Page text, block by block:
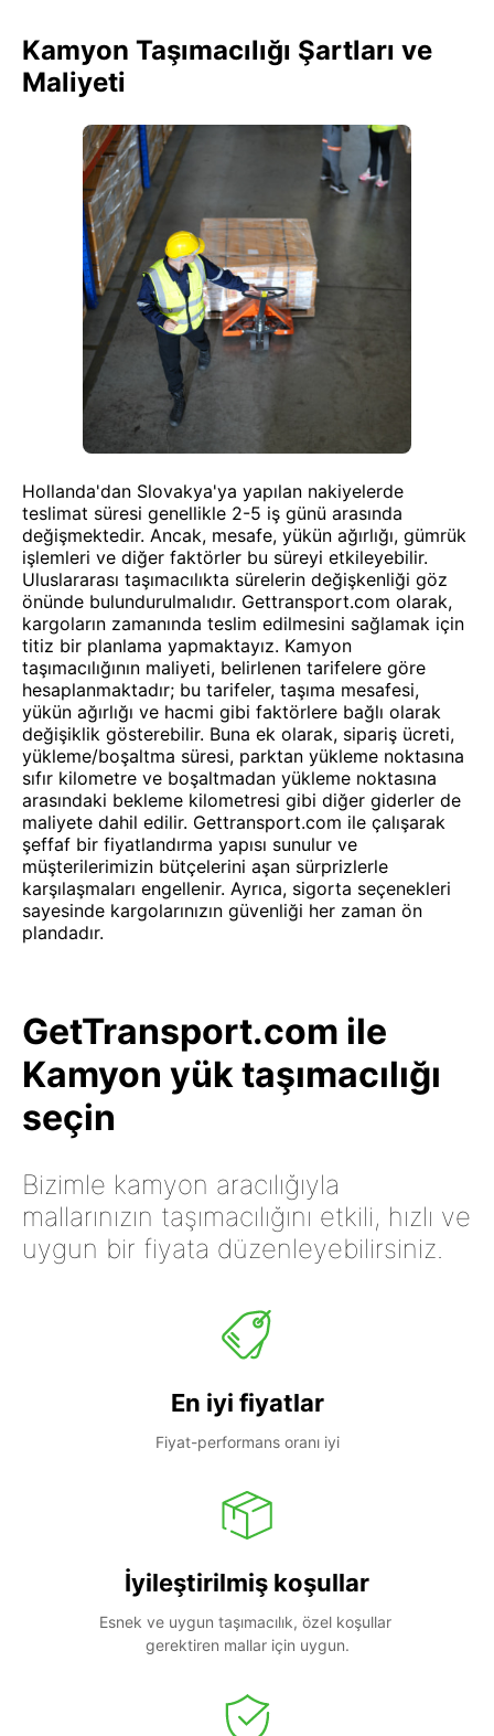
Kamyon Taşımacılığı Şartları ve
Maliyeti
Hollanda'dan Slovakya'ya yapılan nakiyelerde
teslimat süresi genellikle 2-5 iş günü arasında
değişmektedir. Ancak, mesafe, yükün ağırlığı, gümrük
işlemleri ve diğer faktörler bu süreyi etkileyebilir.
Uluslararası taşımacılıkta sürelerin değişkenliği göz
önünde bulundurulmalıdır. Gettransport.com olarak,
kargoların zamanında teslim edilmesini sağlamak için
titiz bir planlama yapmaktayız. Kamyon
taşımacılığının maliyeti, belirlenen tarifelere göre
hesaplanmaktadır; bu tarifeler, taşıma mesafesi,
yükün ağırlığı ve hacmi gibi faktörlere bağlı olarak
değişiklik gösterebilir. Buna ek olarak, sipariş ücreti,
yükleme/boşaltma süresi, parktan yükleme noktasına
sıfır kilometre ve boşaltmadan yükleme noktasına
arasındaki bekleme kilometresi gibi diğer giderler de
maliyete dahil edilir. Gettransport.com ile çalışarak
şeffaf bir fiyatlandırma yapısı sunulur ve
müşterilerimizin bütçelerini aşan sürprizlerle
karşılaşmaları engellenir. Ayrıca, sigorta seçenekleri
sayesinde kargolarınızın güvenliği her zaman ön
plandadır.
GetTransport.com ile
Kamyon yük taşımacılığı
seçin
Bizimle kamyon aracılığıyla
mallarınızın taşımacılığını etkili, hızlı ve
uygun bir fiyata düzenleyebilirsiniz.
En iyi fiyatlar
Fiyat-performans oranı iyi
İyileştirilmiş koşullar
Esnek ve uygun taşımacılık, özel koşullar
gerektiren mallar için uygun.